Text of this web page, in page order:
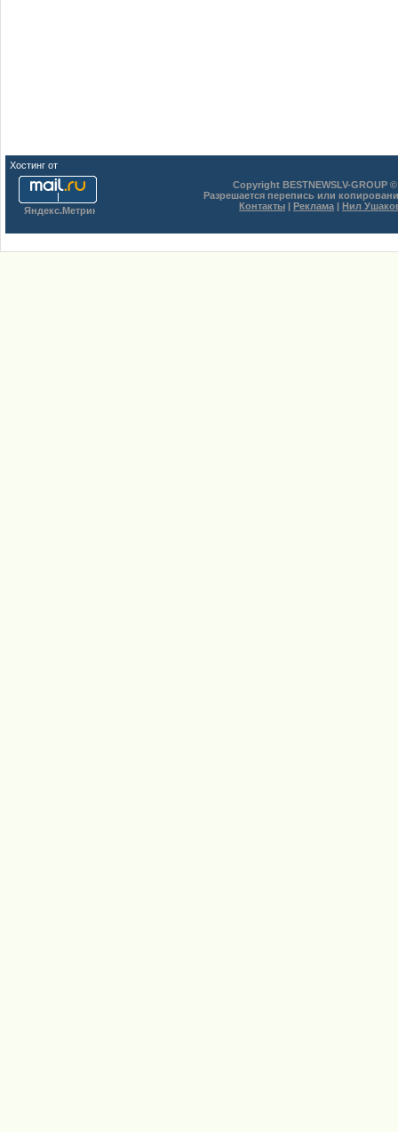
Хостинг от
Copyright BESTNEWSLV-GROUP
Разрешается перепись или
Контакты | Реклама | Нил